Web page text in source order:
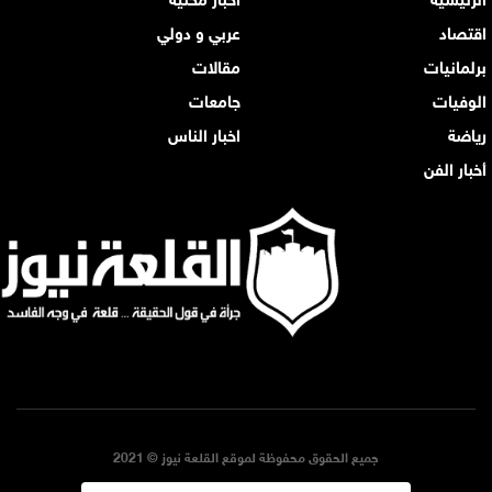
اقتصاد
عربي و دولي
برلمانيات
مقالات
الوفيات
جامعات
رياضة
اخبار الناس
أخبار الفن
جميع الحقوق محفوظة لموقع القلعة نيوز © 2021